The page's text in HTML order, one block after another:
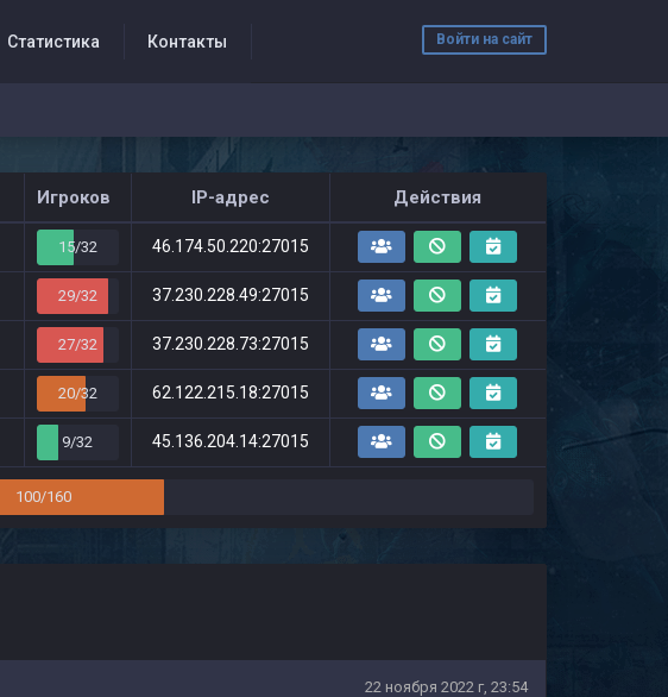
Войти на сайт
Статистика Контакты
Игроков IP-адрес Действия
15/32 46.174.50.220:27015
29/32 37.230.228.49:27015
27/32 37.230.228.73:27015
20/32 62.122.215.18:27015
9/32 45.136.204.14:27015
100/160
22 ноября 2022 г, 23:54